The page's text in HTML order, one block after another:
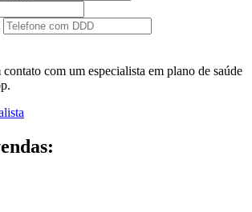
contato com um especialista em plano de saúde